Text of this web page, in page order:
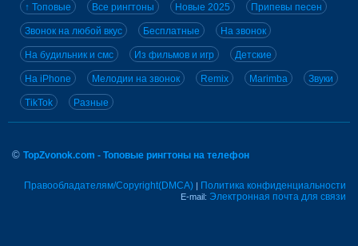
↑ Топовые Все рингтоны Новые 2025 Припевы песен
Звонок на любой вкус Бесплатные На звонок
На будильник и смс Из фильмов и игр Детские
На iPhone Мелодии на звонок Remix Marimba Звуки
TikTok Разные
© TopZvonok.com - Топовые рингтоны на телефон
Правообладателям/Copyright(DMCA) | Политика конфиденциальности
E-mail: Электронная почта для связи